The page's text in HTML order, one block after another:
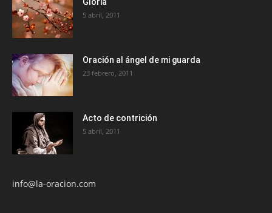
5 abril, 2011
Oración al ángel de mi guarda
23 febrero, 2011
Acto de contrición
5 abril, 2011
info@la-oracion.com